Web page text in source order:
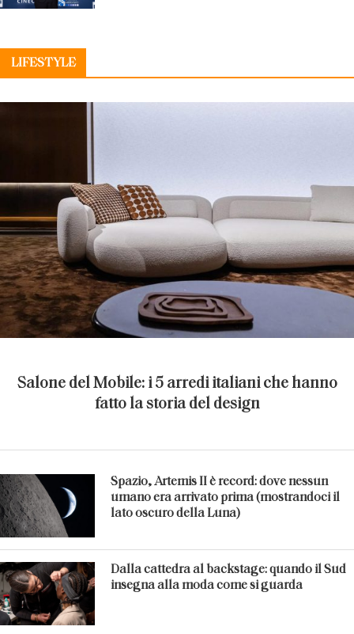
LIFESTYLE
Salone del Mobile: i 5 arredi italiani che hanno
fatto la storia del design
Spazio, Artemis II è record: dove nessun
umano era arrivato prima (mostrandoci il
lato oscuro della Luna)
Dalla cattedra al backstage: quando il Sud
insegna alla moda come si guarda